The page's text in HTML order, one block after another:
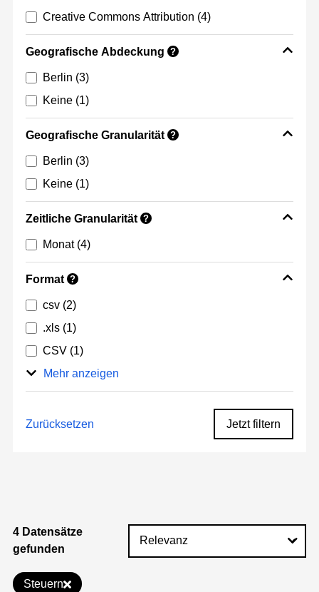
Creative Commons Attribution (4)
Geografische Abdeckung ?
Berlin (3)
Keine (1)
Geografische Granularität ?
Berlin (3)
Keine (1)
Zeitliche Granularität ?
Monat (4)
Format ?
csv (2)
.xls (1)
CSV (1)
Mehr anzeigen
Zurücksetzen Jetzt filtern
4 Datensätze
gefunden
Steuern